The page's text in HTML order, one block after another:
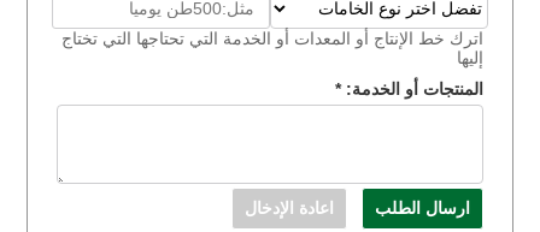
اترك خط الإنتاج أو المعدات أو الخدمة التي تحتاجها التي تختاج
إليها
المنتجات أو الخدمة:*